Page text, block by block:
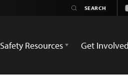
Safety Resources Get Involved